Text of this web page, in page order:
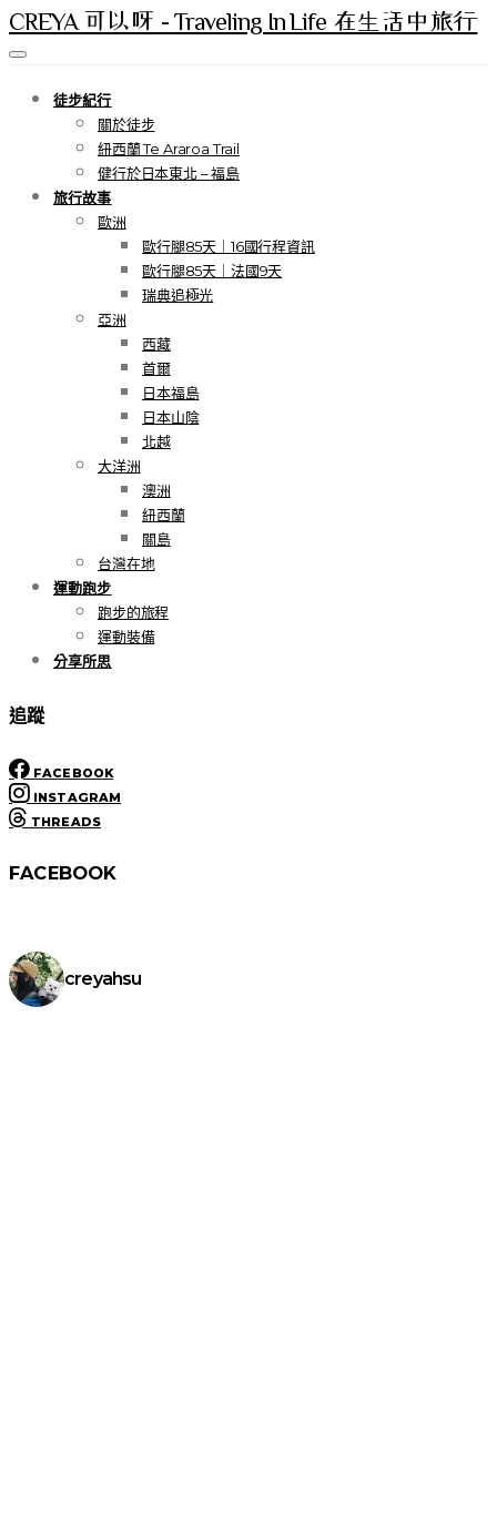
CREYA 可以呀 - Traveling In Life 在生活中旅行
徒步紀行
關於徒步
紐西蘭 Te Araroa Trail
健行於日本東北 – 福島
旅行故事
歐洲
歐行腿85天｜16國行程資訊
歐行腿85天｜法國9天
瑞典追極光
亞洲
西藏
首爾
日本福島
日本山陰
北越
大洋洲
澳洲
紐西蘭
關島
台灣在地
運動跑步
跑步的旅程
運動裝備
分享所思
追蹤
FACEBOOK
INSTAGRAM
THREADS
FACEBOOK
creyahsu